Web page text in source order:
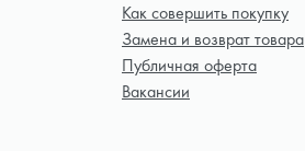
Как совершить покупку
Замена и возврат товара
Публичная оферта
Вакансии